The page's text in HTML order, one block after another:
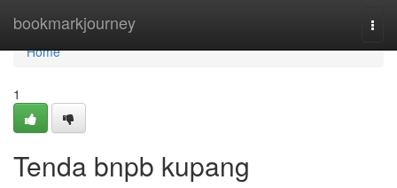
bookmarkjourney
Home
Home
1
Tenda bnpb kupang